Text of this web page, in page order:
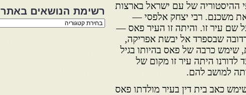
ההיסטוריה של עם ישראל בארצות
את משכנם. רבי יצחק אלפסי —
שם עיר זו. והיתה זו העיר פאס —
שבספרד אל יבשת אפריקה,
שימש כרבה של פאס בהיותו בגיל
היתה עיר זו מקום של
למושב להם.
כאב בית דין בעיר מולדתו פאס
רשימת הנושאים באתר
רשימת
הנושאים